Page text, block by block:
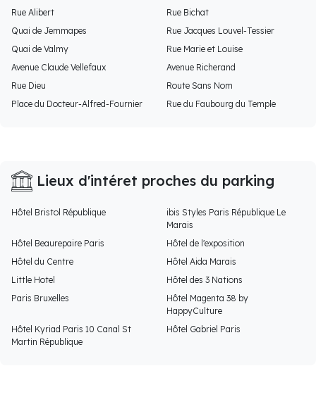
Rue Alibert
Rue Bichat
Quai de Jemmapes
Rue Jacques Louvel-Tessier
Quai de Valmy
Rue Marie et Louise
Avenue Claude Vellefaux
Avenue Richerand
Rue Dieu
Route Sans Nom
Place du Docteur-Alfred-Fournier
Rue du Faubourg du Temple
Lieux d'intéret proches du parking
Hôtel Bristol République
ibis Styles Paris République Le
Marais
Hôtel Beaurepaire Paris
Hôtel de l'exposition
Hôtel du Centre
Hôtel Aida Marais
Little Hotel
Hôtel des 3 Nations
Paris Bruxelles
Hôtel Magenta 38 by
HappyCulture
Hôtel Kyriad Paris 10 Canal St
Martin République
Hôtel Gabriel Paris